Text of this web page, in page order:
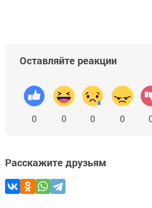
Оставляйте реакции
0 0 0 0
Расскажите друзьям